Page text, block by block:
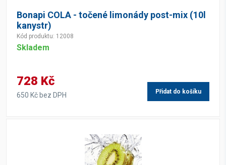
Bonapi COLA - točené limonády post-mix (10l
kanystr)
Kód produktu: 12008
Skladem
728 Kč
650 Kč bez DPH Přidat do košíku